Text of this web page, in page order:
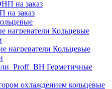
на заказ
Кольцевые
Кольцевые
Герметичные